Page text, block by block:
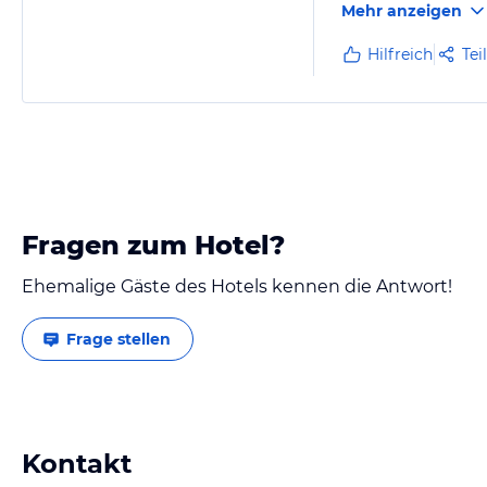
Mehr anzeigen
Hilfreich
Fragen zum Hotel?
Ehemalige Gäste des Hotels kennen die Antwort!
Frage stellen
Kontakt